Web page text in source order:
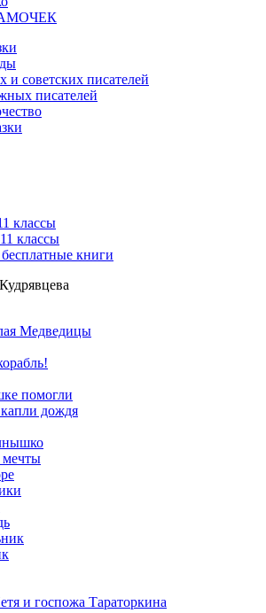
и советских писателей
писателей
классы
классы
книги
Медведицы
помогли
дождя
мечты
и госпожа Тараторкина